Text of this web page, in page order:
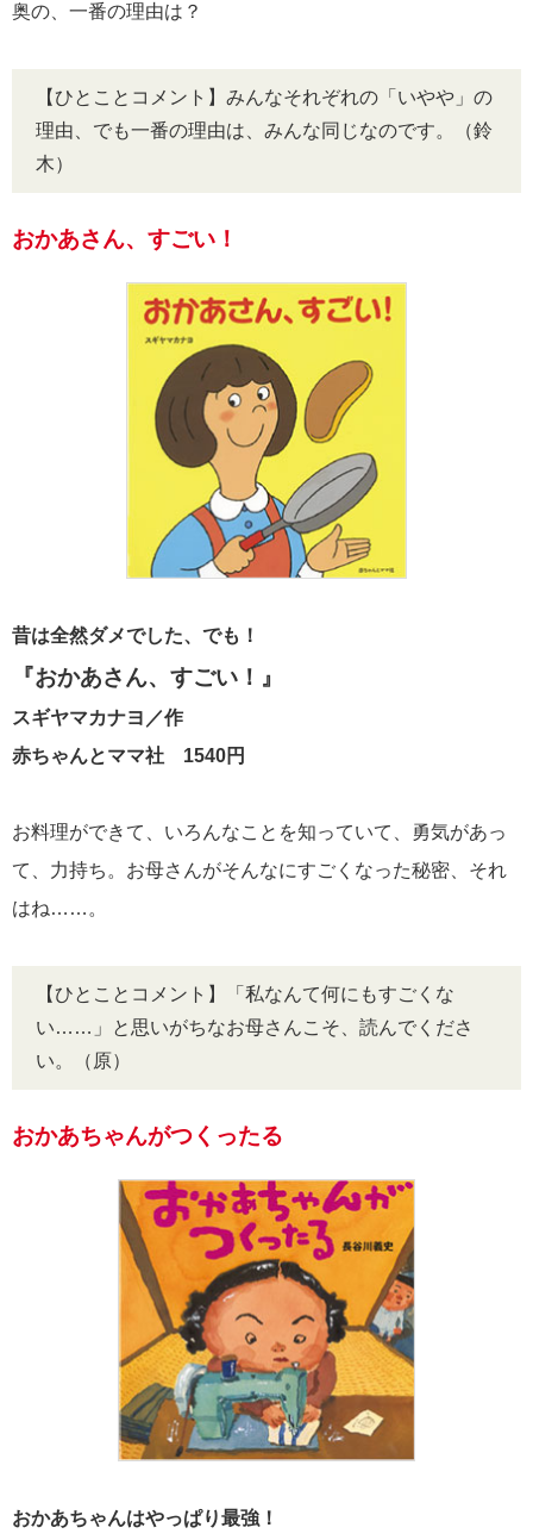
奥の、一番の理由は？
【ひとことコメント】みんなそれぞれの「いやや」の
理由、でも一番の理由は、みんな同じなのです。（鈴
木）
おかあさん、すごい！
昔は全然ダメでした、でも！
『おかあさん、すごい！』
スギヤマカナヨ／作
赤ちゃんとママ社 1540円
お料理ができて、いろんなことを知っていて、勇気があっ
て、力持ち。お母さんがそんなにすごくなった秘密、それ
はね……。
【ひとことコメント】「私なんて何にもすごくな
い……」と思いがちなお母さんこそ、読んでくださ
い。（原）
おかあちゃんがつくったる
おかあちゃんはやっぱり最強！